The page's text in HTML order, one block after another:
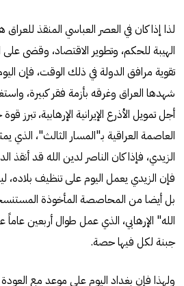
لذا إذا كان في العصر العباسي المنقذ للعراق
الهيبة للحكم، وتطوير الاقتصاد، وقضى
تقوية مرافق الدولة في ذلك الوقت، فإن
شهدها العراق وغرقه بأزمة فقر كبيرة،
أجل تمويل الأذرع الإيرانية الإرهابية، تبرز
العاصمة العراقية بـ"المسار الثالث"، الذي
الزيدي، فإذا كان الناصر لدين الله قد أنقذ
فإن الزيدي يعمل اليوم على تنظيف بلاده،
بل أيضا من المحاصصة المأخوذة
الله" الإرهابي، الذي عمل طوال أربعين
جبنة لكل فيها حصة.
ولهذا فإن بغداد اليوم على موعد مع